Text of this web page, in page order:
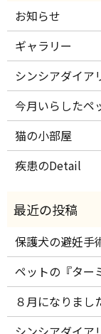
お知らせ
ギャラリー
シンシアダイア
今月いらしたペ
猫の小部屋
疾患のDetail
保護犬の避妊手
ペットの『ター
８月になりま